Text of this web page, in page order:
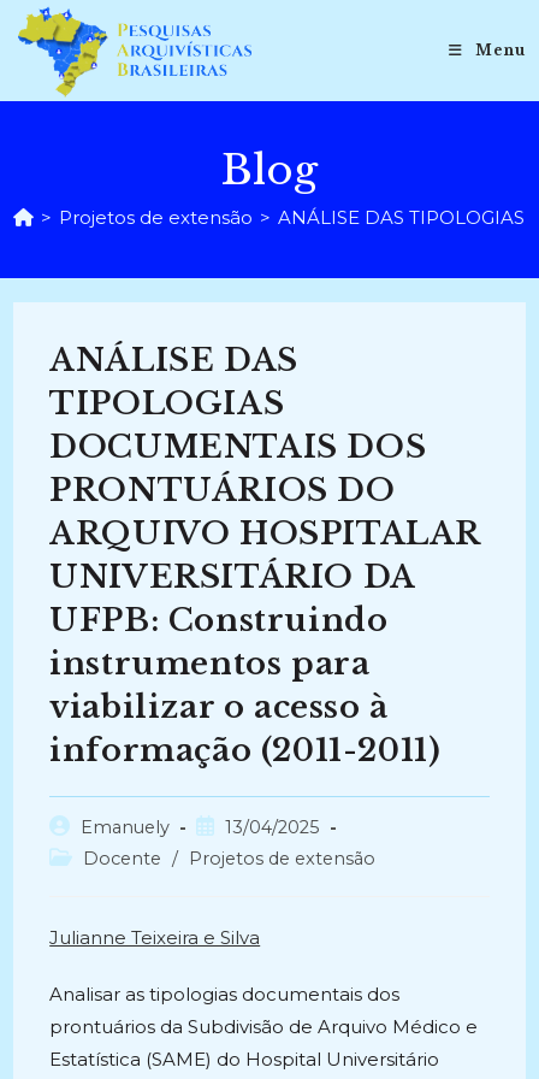
para
conteúdo
Menu
Blog
> Projetos de extensão > ANÁLISE DAS
ANÁLISE DAS
TIPOLOGIAS
DOCUMENTAIS DOS
PRONTUÁRIOS DO
ARQUIVO HOSPITALAR
UNIVERSITÁRIO DA
UFPB: Construindo
instrumentos para
viabilizar o acesso à
informação (2011-2011)
Autor
do
Emanuely
Post
publicado:
13/04/2025
Categoria
Docente / Projetos de extensão
Julianne Teixeira e Silva
Analisar as tipologias documentais dos
prontuários da Subdivisão de Arquivo Médico e
Estatística (SAME) do Hospital Universitário